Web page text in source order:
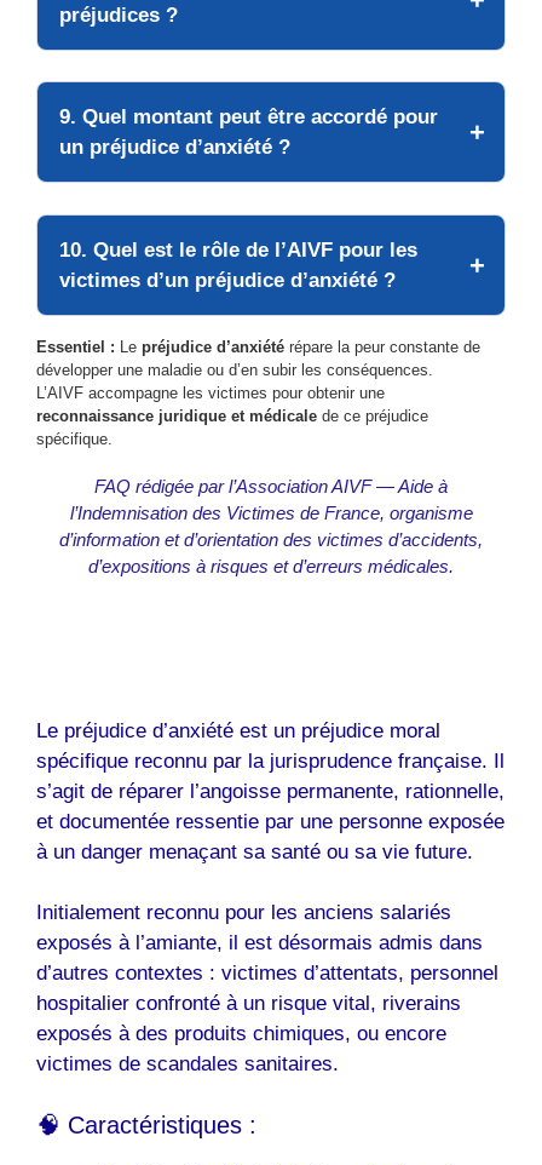
préjudices ?
9. Quel montant peut être accordé pour
un préjudice d’anxiété ?
10. Quel est le rôle de l’AIVF pour les
victimes d’un préjudice d’anxiété ?
Essentiel : Le préjudice d’anxiété répare la peur constante de
développer une maladie ou d’en subir les conséquences.
L’AIVF accompagne les victimes pour obtenir une
reconnaissance juridique et médicale de ce préjudice
spécifique.
FAQ rédigée par l’Association AIVF — Aide à
l’Indemnisation des Victimes de France, organisme
d’information et d’orientation des victimes d’accidents,
d’expositions à risques et d’erreurs médicales.
Le préjudice d’anxiété est un préjudice moral
spécifique reconnu par la jurisprudence française. Il
s’agit de réparer l’angoisse permanente, rationnelle,
et documentée ressentie par une personne exposée
à un danger menaçant sa santé ou sa vie future.
Initialement reconnu pour les anciens salariés
exposés à l’amiante, il est désormais admis dans
d’autres contextes : victimes d’attentats, personnel
hospitalier confronté à un risque vital, riverains
exposés à des produits chimiques, ou encore
victimes de scandales sanitaires.
🧠 Caractéristiques :